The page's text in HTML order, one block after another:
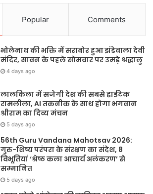
Popular Comments
भोलेनाथ की भक्ति में सराबोर हुआ झंडेवाला देवी
मंदिर, सावन के पहले सोमवार पर उमड़े श्रद्धालु
4 days ago
लालकिला में सजेगी देश की सबसे हाईटेक
रामलीला, AI तकनीक के साथ होगा भगवान
श्रीराम का दिव्य मंचन
5 days ago
56th Guru Vandana Mahotsav 2026:
गुरु-शिष्य परंपरा के संरक्षण का संदेश, 8
विभूतियां ‘श्रेष्ठ कला आचार्य अलंकरण’ से
सम्मानित
5 days ago